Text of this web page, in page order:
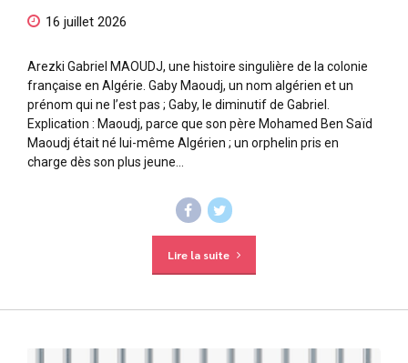
16 juillet 2026
Arezki Gabriel MAOUDJ, une histoire singulière de la colonie
française en Algérie. Gaby Maoudj, un nom algérien et un
prénom qui ne l’est pas ; Gaby, le diminutif de Gabriel.
Explication : Maoudj, parce que son père Mohamed Ben Saïd
Maoudj était né lui-même Algérien ; un orphelin pris en
charge dès son plus jeune...
Lire la suite